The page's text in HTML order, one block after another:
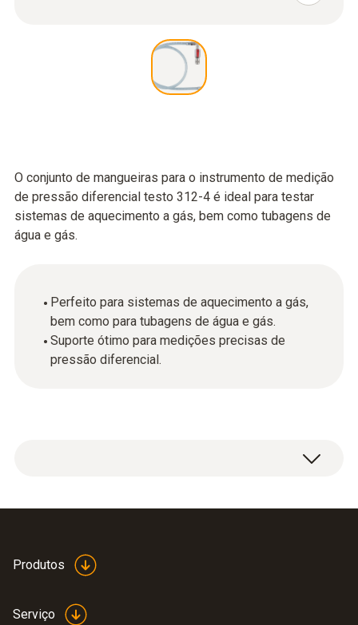
O conjunto de mangueiras para o instrumento de medição
de pressão diferencial testo 312-4 é ideal para testar
sistemas de aquecimento a gás, bem como tubagens de
água e gás.
Perfeito para sistemas de aquecimento a gás,
bem como para tubagens de água e gás.
Suporte ótimo para medições precisas de
pressão diferencial.
Conjunto de mangueiras para o testo 312-4.
Produtos
Serviço